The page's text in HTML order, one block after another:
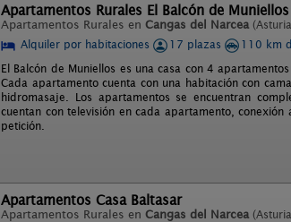
Apartamentos Rurales El Balcón de Muniellos
Apartamentos Rurales en Cangas del Narcea
Alquiler por habitaciones
17 plazas
110 km
El Balcón de Muniellos es una casa con 4
Cada apartamento cuenta con una habitación con
hidromasaje. Los apartamentos se encuentran
cuentan con televisión en cada apartamento,
petición.
Apartamentos Casa Baltasar
Apartamentos Rurales en Cangas del Narcea